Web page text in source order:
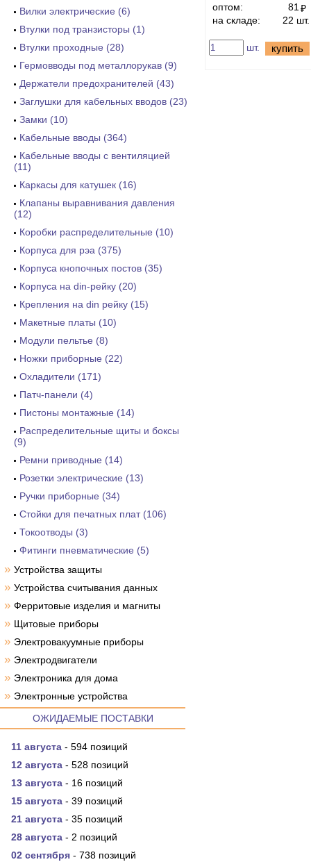
Вилки электрические (6)
Втулки под транзисторы (1)
Втулки проходные (28)
Гермовводы под металлорукав (9)
Держатели предохранителей (43)
Заглушки для кабельных вводов (23)
Замки (10)
Кабельные вводы (364)
Кабельные вводы с вентиляцией
(11)
Каркасы для катушек (16)
Клапаны выравнивания давления
(12)
Коробки распределительные (10)
Корпуса для рэа (375)
Корпуса кнопочных постов (35)
Корпуса на din-рейку (20)
Крепления на din рейку (15)
Макетные платы (10)
Модули пельтье (8)
Ножки приборные (22)
Охладители (171)
Патч-панели (4)
Пистоны монтажные (14)
Распределительные щиты и боксы
(9)
Ремни приводные (14)
Розетки электрические (13)
Ручки приборные (34)
Стойки для печатных плат (106)
Токоотводы (3)
Фитинги пневматические (5)
» Устройства защиты
» Устройства считывания данных
» Ферритовые изделия и магниты
» Щитовые приборы
» Электровакуумные приборы
» Электродвигатели
» Электроника для дома
» Электронные устройства
ОЖИДАЕМЫЕ ПОСТАВКИ
11 августа - 594 позиций
12 августа - 528 позиций
13 августа - 16 позиций
15 августа - 39 позиций
21 августа - 35 позиций
28 августа - 2 позиций
02 сентября - 738 позиций
оптом:
81 ₽
на складе:
22 шт.
шт. купить